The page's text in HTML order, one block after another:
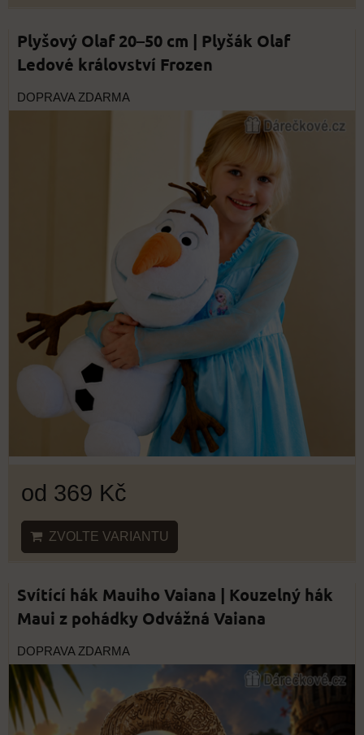
Plyšový Olaf 20–50 cm | Plyšák Olaf
Ledové království Frozen
DOPRAVA ZDARMA
od 369 Kč
ZVOLTE VARIANTU
Svítící hák Mauiho Vaiana | Kouzelný hák
Maui z pohádky Odvážná Vaiana
DOPRAVA ZDARMA